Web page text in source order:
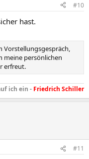
#10
hast.
Vorstellungsgespräch,
meine persönlichen
erfreut.
ich ein - Friedrich Schiller
#11